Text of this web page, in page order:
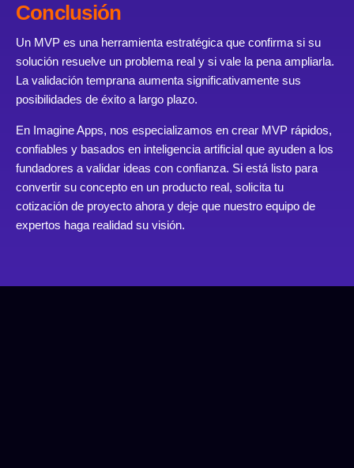
Conclusión
Un MVP es una herramienta estratégica que confirma si su
solución resuelve un problema real y si vale la pena ampliarla.
La validación temprana aumenta significativamente sus
posibilidades de éxito a largo plazo.
En Imagine Apps, nos especializamos en crear MVP rápidos,
confiables y basados en inteligencia artificial que ayuden a los
fundadores a validar ideas con confianza. Si está listo para
convertir su concepto en un producto real, solicita tu
cotización de proyecto ahora y deje que nuestro equipo de
expertos haga realidad su visión.